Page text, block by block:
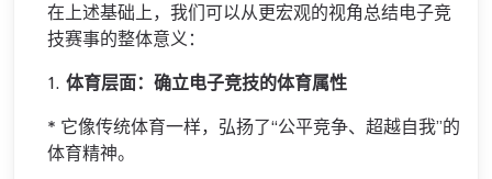
在上述基础上，我们可以从更宏观的视角总结电子竞
技赛事的整体意义：
1. 体育层面：确立电子竞技的体育属性
* 它像传统体育一样，弘扬了“公平竞争、超越自我”的
体育精神。